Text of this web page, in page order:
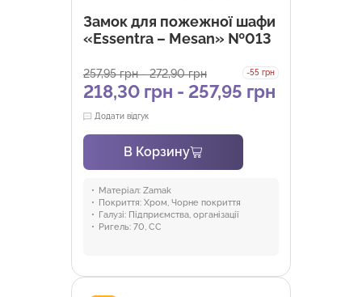
Замок для пожежної шафи
«Essentra – Mesan» №013
218,30 грн - 257,95 грн
257,95грн-272,90грн -55 грн
Додати відгук
В Корзину
Матеріал: Zamak
Покриття: Хром, Чорне покриття
Галузі: Підприємства, організації
Ригель: 70, CC